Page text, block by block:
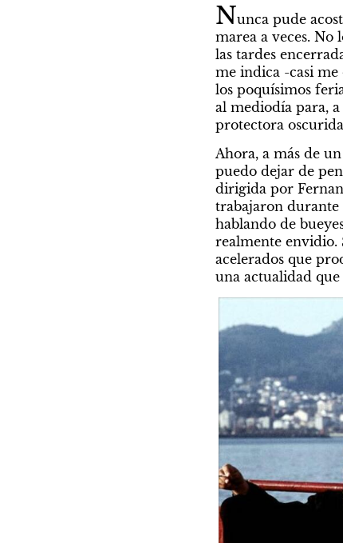
Nunca pude
marea a veces. No
las tardes
me indica -casi me
los poquísimos
al mediodía para,
protectora
Ahora, a más de
puedo dejar de
dirigida por
trabajaron durante
hablando de
realmente envidio.
acelerados que
una actualidad que